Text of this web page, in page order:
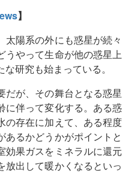
】
太陽系の外にも惑星が続々
うやって生命が他の惑星上
研究も始まっている。
だが、その舞台となる惑星
に伴って変化する。ある惑
の存在に加えて、ある程度
あるかどうかがポイントと
効果ガスをミネラルに還元
放出して暖かくなるといっ